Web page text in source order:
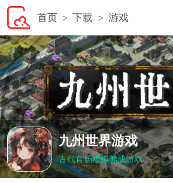
首页 下载 游戏
九州世界游戏
古代官场模拟养成游戏